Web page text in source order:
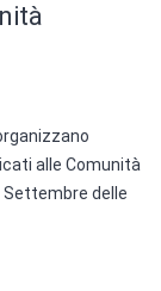
alle Comunità
Settembre delle